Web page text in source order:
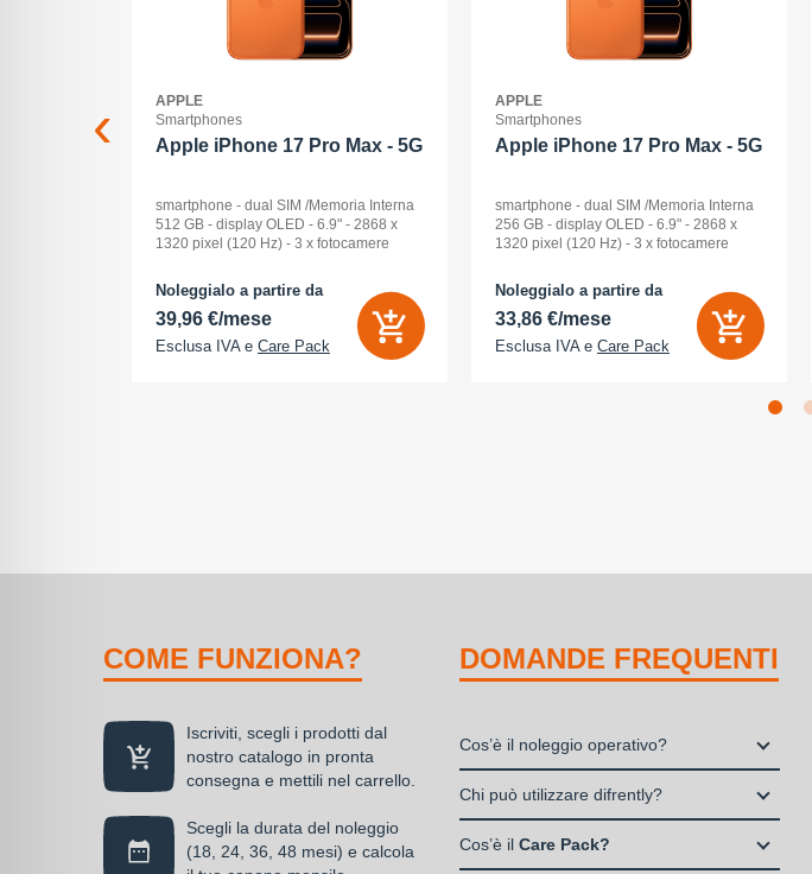
APPLE
Smartphones
Apple iPhone 17 Pro Max - 5G
smartphone - dual SIM /Memoria Interna
512 GB - display OLED - 6.9" - 2868 x
1320 pixel (120 Hz) - 3 x fotocamere
camera 18 Megapixel - arancione
cosmico
Noleggialo a partire da
39,96 €/mese
Esclusa IVA e Care Pack
APPLE
Smartphones
Apple iPhone 17 Pro Max - 5G
smartphone - dual SIM /Memoria Interna
256 GB - display OLED - 6.9" - 2868 x
1320 pixel (120 Hz) - 3 x fotocamere
camera 18 Megapixel - arancione
cosmico
Noleggialo a partire da
33,86 €/mese
Esclusa IVA e Care Pack
COME FUNZIONA?
Iscriviti, scegli i prodotti dal
nostro catalogo in pronta
consegna e mettili nel carrello.
Scegli la durata del noleggio
(18, 24, 36, 48 mesi) e calcola
DOMANDE FREQUENTI
Cos’è il noleggio operativo?
Il noleggio, o locazione operativa, è una
disponibilità di un bene strumentale utile
Chi può utilizzare difrently?
Liberi Professionisti e Studi Associati
Cos’è il Care Pack?